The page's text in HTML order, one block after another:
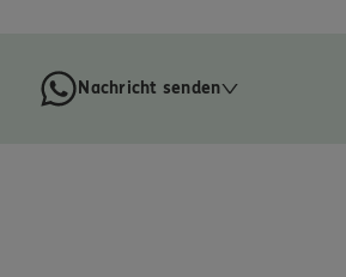
Nachricht senden